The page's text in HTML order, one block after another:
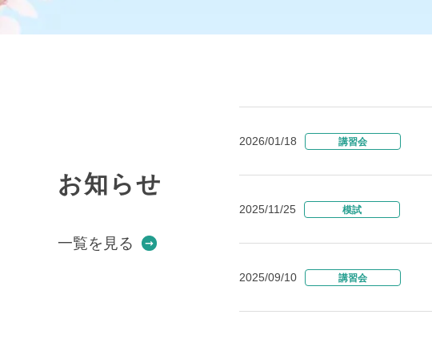
お知らせ
一覧を見る
2026/01/18 講習会
2025/11/25 模試
2025/09/10 講習会